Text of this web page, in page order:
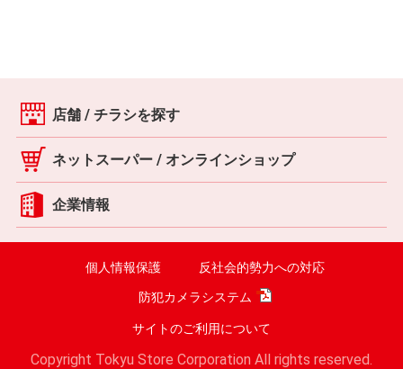
店舗 / チラシを探す
ネットスーパー / オンラインショップ
企業情報
個人情報保護 反社会的勢力への対応
防犯カメラシステム
サイトのご利用について
Copyright Tokyu Store Corporation All rights reserved.